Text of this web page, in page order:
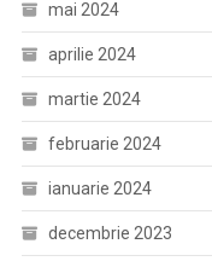
mai 2024
aprilie 2024
martie 2024
februarie 2024
ianuarie 2024
decembrie 2023